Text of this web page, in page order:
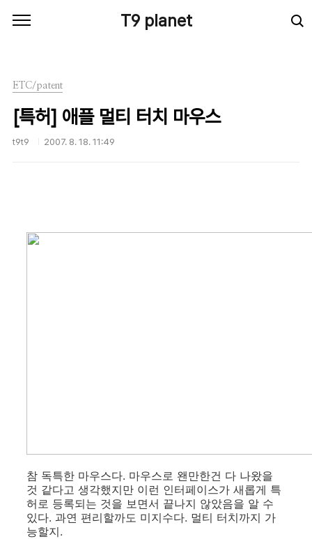
T9 planet
ETC/patent
[특허] 애플 멀티 터치 마우스
t9t9 2007. 8. 18. 11:49
참 독특한 마우스다. 마우스로 왠만한건 다 나왔을
것 같다고 생각했지만 이런 인터페이스가 새롭게 특
허로 등록되는 것을 보면서 끝나지 않았음을 알 수
있다. 과연 편리할까도 미지수다. 멀티 터치까지 가
능할지.